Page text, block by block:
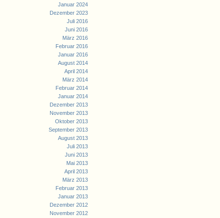
Januar 2024
Dezember 2023
Juli 2016
Juni 2016
März 2016
Februar 2016
Januar 2016
August 2014
April 2014
März 2014
Februar 2014
Januar 2014
Dezember 2013
November 2013
Oktober 2013
September 2013
August 2013
Juli 2013
Juni 2013
Mai 2013
April 2013
März 2013
Februar 2013
Januar 2013
Dezember 2012
November 2012